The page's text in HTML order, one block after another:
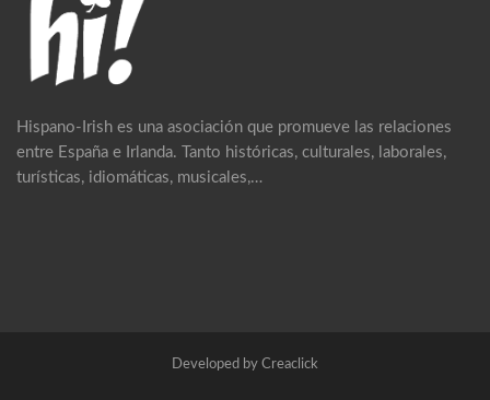
Hispano-Irish es una asociación que promueve las relaciones
entre España e Irlanda. Tanto históricas, culturales, laborales,
turísticas, idiomáticas, musicales,…
Developed by Creaclick